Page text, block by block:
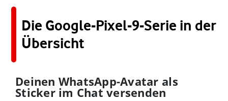
Die Google-Pixel-9-Serie in der
Übersicht
Deinen WhatsApp-Avatar als
Sticker im Chat versenden